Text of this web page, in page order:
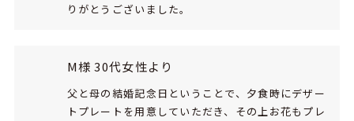
りがとうございました。
M様 30代女性より
父と母の結婚記念日ということで、夕食時にデザー
トプレートを用意していただき、その上お花もプレ